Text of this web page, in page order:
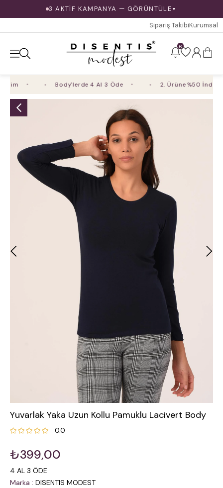
3 AKTİF KAMPANYA — GÖRÜNTÜLE ▼
Sipariş TakibiKurumsal
6
Body'lerde 4 Al 3 Öde 2. Ürüne %50 İndirim
Yuvarlak Yaka Uzun Kollu Pamuklu Lacivert Body
0.0
₺399,00
4 AL 3 ÖDE
Marka : DISENTIS MODEST